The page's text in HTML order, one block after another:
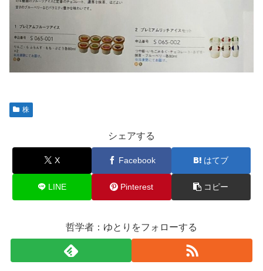
株
シェアする
X Facebook はてブ
LINE Pinterest コピー
哲学者：ゆとりをフォローする